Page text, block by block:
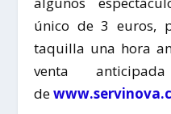
único de 3 euros,
taquilla una hora
venta
de